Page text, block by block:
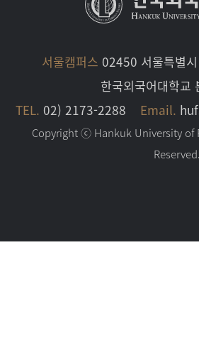
서울캠퍼스 02450 서울특별
한국외국어대학교
TEL. 02) 2173-2288 Email.
Copyright ⓒ Hankuk University of
Reserved.